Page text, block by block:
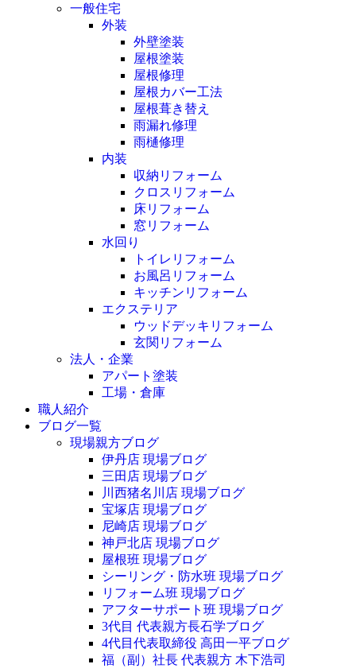
一般住宅
外装
外壁塗装
屋根塗装
屋根修理
屋根カバー工法
屋根葺き替え
雨漏れ修理
雨樋修理
内装
収納リフォーム
クロスリフォーム
床リフォーム
窓リフォーム
水回り
トイレリフォーム
お風呂リフォーム
キッチンリフォーム
エクステリア
ウッドデッキリフォーム
玄関リフォーム
法人・企業
アパート塗装
工場・倉庫
職人紹介
ブログ一覧
現場親方ブログ
伊丹店 現場ブログ
三田店 現場ブログ
川西猪名川店 現場ブログ
宝塚店 現場ブログ
尼崎店 現場ブログ
神戸北店 現場ブログ
屋根班 現場ブログ
シーリング・防水班 現場ブログ
リフォーム班 現場ブログ
アフターサポート班 現場ブログ
3代目 代表親方長石学ブログ
4代目代表取締役 高田一平ブログ
福（副）社長 代表親方 木下浩司